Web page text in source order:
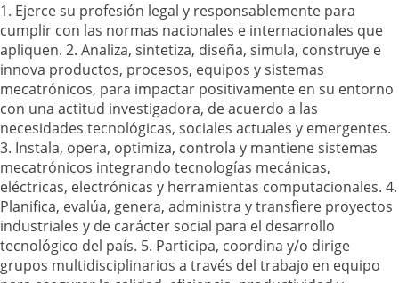
1. Ejerce su profesión legal y responsablemente para
cumplir con las normas nacionales e internacionales que
apliquen. 2. Analiza, sintetiza, diseña, simula, construye e
innova productos, procesos, equipos y sistemas
mecatrónicos, para impactar positivamente en su entorno
con una actitud investigadora, de acuerdo a las
necesidades tecnológicas, sociales actuales y emergentes.
3. Instala, opera, optimiza, controla y mantiene sistemas
mecatrónicos integrando tecnologías mecánicas,
eléctricas, electrónicas y herramientas computacionales. 4.
Planifica, evalúa, genera, administra y transfiere proyectos
industriales y de carácter social para el desarrollo
tecnológico del país. 5. Participa, coordina y/o dirige
grupos multidisciplinarios a través del trabajo en equipo